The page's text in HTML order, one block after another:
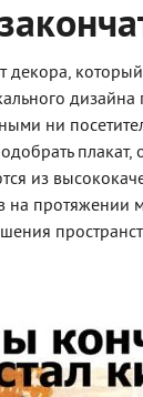
декора,
дизайна
ни
из
на